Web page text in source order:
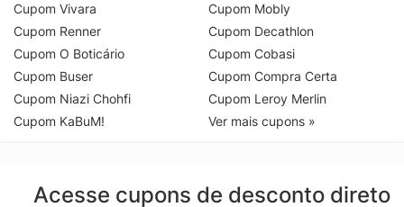
Cupom Vivara
Cupom Renner
Cupom O Boticário
Cupom Buser
Cupom Niazi Chohfi
Cupom KaBuM!
Cupom Mobly
Cupom Decathlon
Cupom Cobasi
Cupom Compra Certa
Cupom Leroy Merlin
Ver mais cupons »
Acesse cupons de desconto direto